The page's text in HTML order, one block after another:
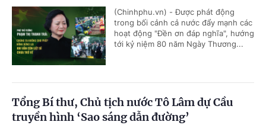
(Chinhphu.vn) - Được phát động
trong bối cảnh cả nước đẩy mạnh các
hoạt động "Đền ơn đáp nghĩa", hướng
tới kỷ niệm 80 năm Ngày Thương...
Tổng Bí thư, Chủ tịch nước Tô Lâm dự Cầu
truyền hình ‘Sao sáng dẫn đường’